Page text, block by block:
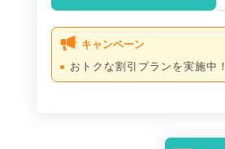
キャンペーン
おトクな割引プランを実施中！